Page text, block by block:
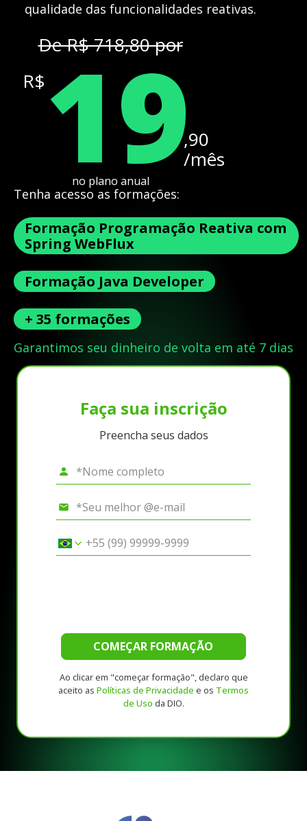
qualidade das funcionalidades reativas.
De R$ 718,80 por
R$ 19,90
/mês
no plano anual
Tenha acesso as formações:
Formação Programação Reativa com
Spring WebFlux
Formação Java Developer
+ 35 formações
Garantimos seu dinheiro de volta em até 7 dias
Faça sua inscrição
Preencha seus dados
COMEÇAR FORMAÇÃO
Ao clicar em "começar formação", declaro que
aceito as Políticas de Privacidade e os Termos
de Uso da DIO.